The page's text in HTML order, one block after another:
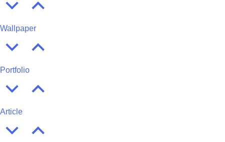
Wallpaper
Portfolio
Article